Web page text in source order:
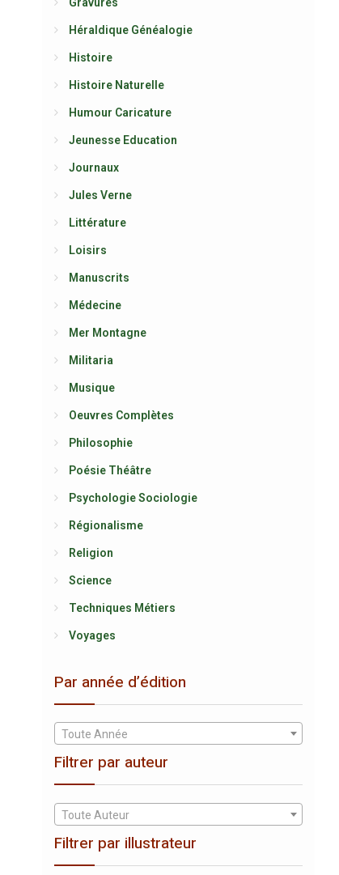
Héraldique Généalogie
Histoire
Histoire Naturelle
Humour Caricature
Jeunesse Education
Journaux
Jules Verne
Littérature
Loisirs
Manuscrits
Médecine
Mer Montagne
Militaria
Musique
Oeuvres Complètes
Philosophie
Poésie Théâtre
Psychologie Sociologie
Régionalisme
Religion
Science
Techniques Métiers
Voyages
Par année d’édition
Toute Année
Filtrer par auteur
Toute Auteur
Filtrer par illustrateur